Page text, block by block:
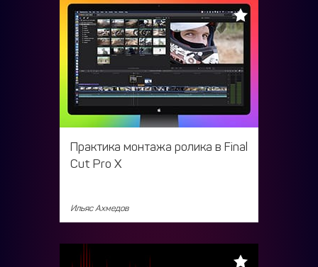
Практика монтажа ролика в Final
Cut Pro X
Ильяс Ахмедов